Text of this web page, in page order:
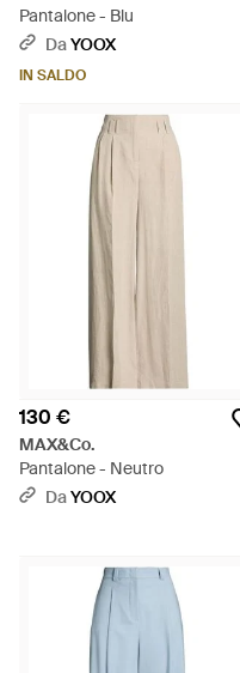
Pantalone - Blu
DaYOOX
IN SALDO
130 €
MAX&Co.
Pantalone - Neutro
DaYOOX